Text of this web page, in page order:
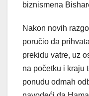
biznismena
Nakon novih
poručio da
prekidu vatre, uz
na početku i kraju
ponudu odmah